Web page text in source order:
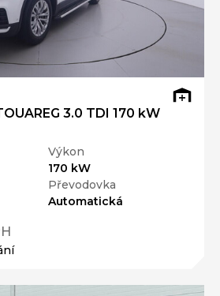
3.0 TDI 170 kW
Výkon
170 kW
Převodovka
Automatická